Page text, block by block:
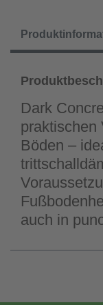
Dark
praktischen
Böden –
auch in